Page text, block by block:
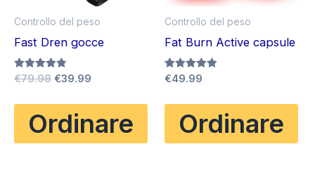
Controllo del peso
Fast Dren gocce
Valutato
€79.98 Il
originale
era:
€79.98.
€39.99
attuale
è:
€39.99.
Ordinare
Controllo del peso
Fat Burn Active capsule
Valutato
€49.99
Ordinare